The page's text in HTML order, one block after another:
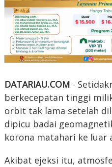
DATARIAU.COM-
berkecepatan tinggi
orbit tak lama setelah
dipicu badai
korona matahari ke luar
Akibat ejeksi itu,